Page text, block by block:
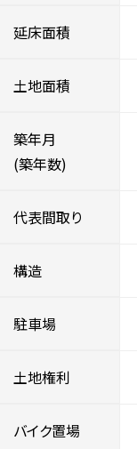
延床面積
土地面積
築年月
(築年数)
代表間取り
構造
駐車場
土地権利
バイク置場